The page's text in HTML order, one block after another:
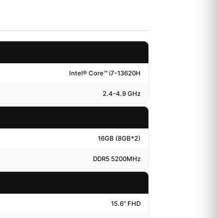
Intel® Core™ i7-13620H
2.4-4.9 GHz
16GB (8GB*2)
DDR5 5200MHz
15.6" FHD